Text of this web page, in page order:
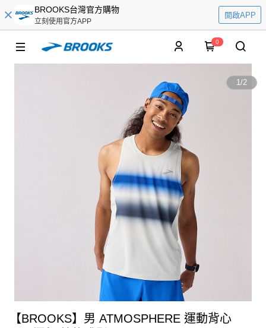
BROOKS台灣官方購物
立刻使用官方APP
開啟APP
0
1/2
【BROOKS】男 ATMOSPHERE 運動背心